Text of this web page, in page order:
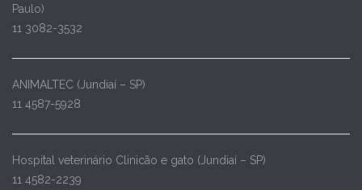
Paulo)
11 3082-3532
ANIMALTEC (Jundiaí – SP)
11 4587-5928
Hospital veterinário Clinicão e gato (Jundiaí – SP)
11 4582-2239